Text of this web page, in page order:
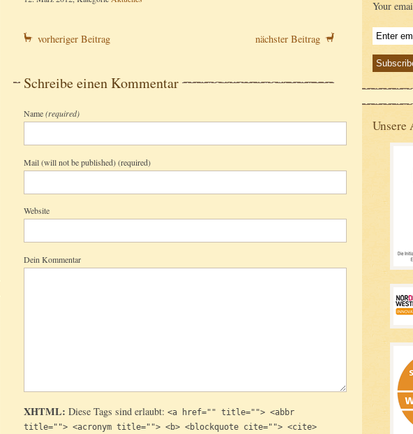
vorheriger Beitrag nächster Beitrag
Schreibe einen Kommentar
Name(required)
Mail (will not be published) (required)
Website
Dein Kommentar
XHTML: Diese Tags sind erlaubt: <a href="" title=""> <abbr
title=""> <acronym title=""> <b> <blockquote cite=""> <cite>
Your
Unsere